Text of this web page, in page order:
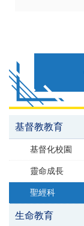
基督教教育
基督化校園
靈命成長
聖經科
生命教育